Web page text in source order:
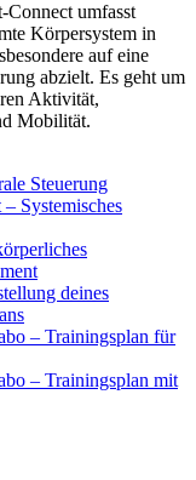
Connect umfasst
Körpersystem in
auf eine
abzielt. Es geht um
Aktivität,
Mobilität.
Steuerung
Systemisches
deines
– Trainingsplan für
– Trainingsplan mit